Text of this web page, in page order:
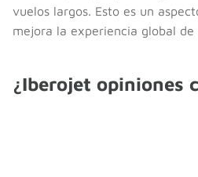
vuelos largos. Esto es un
mejora la experiencia global de
¿Iberojet opiniones